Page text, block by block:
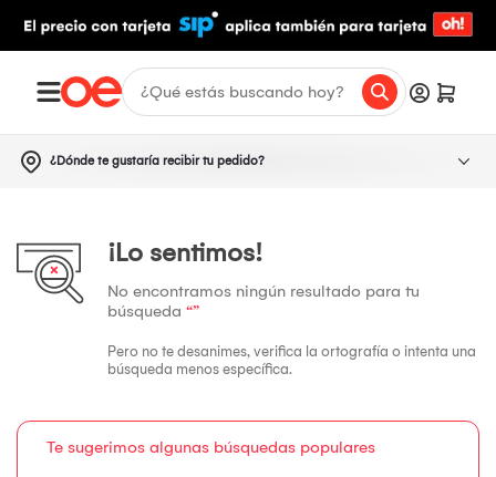
¿Dónde te gustaría recibir tu pedido?
¡Lo sentimos!
No encontramos ningún resultado para tu
búsqueda “”
Pero no te desanimes, verifica la ortografía o intenta una
búsqueda menos específica.
Te sugerimos algunas búsquedas populares